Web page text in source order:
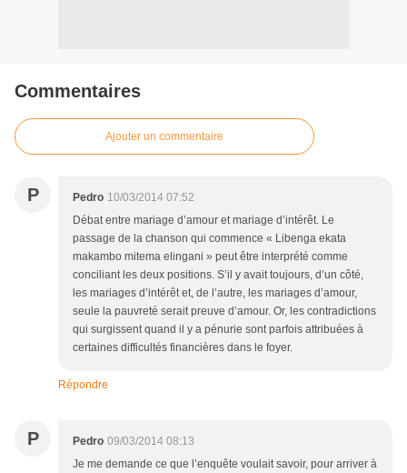
Commentaires
Ajouter un commentaire
P Pedro 10/03/2014 07:52
Débat entre mariage d’amour et mariage d’intérêt. Le
passage de la chanson qui commence « Libenga ekata
makambo mitema elingani » peut être interprété comme
conciliant les deux positions. S’il y avait toujours, d’un côté,
les mariages d’intérêt et, de l’autre, les mariages d’amour,
seule la pauvreté serait preuve d’amour. Or, les contradictions
qui surgissent quand il y a pénurie sont parfois attribuées à
certaines difficultés financières dans le foyer.
Répondre
P Pedro 09/03/2014 08:13
Je me demande ce que l’enquête voulait savoir, pour arriver à